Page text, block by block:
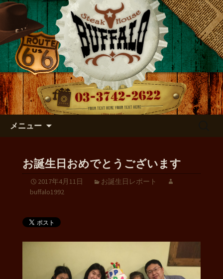
バッファローのブログ
店主のつぶやき
メニュー
お誕生日おめでとうございます
2017年4月11日
お誕生日レポート
buffalo1992